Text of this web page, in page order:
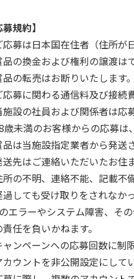
募規約】
募は日本国在住者（住所が
の換金および権利の譲渡は
の転売はお断りいたします。
募に関わる通信料及び接続
設の社員および関係者は応
未満のお客様からの応募は
は当施設指定業者から発送
先はご連絡いただいたお住
の不明、連絡不能、記載不
過しても受け取りをされなか
エラーやシステム障害、そ
任を負いかねます。
ンペーンへの応募回数に制
ウントを非公開設定にして